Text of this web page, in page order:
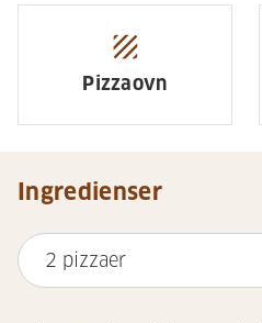
texture
Pizzaovn
Ingredienser